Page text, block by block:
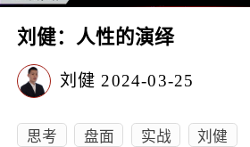
刘健：人性的演绎
刘健 2024-03-25
思考 盘面 实战 刘健